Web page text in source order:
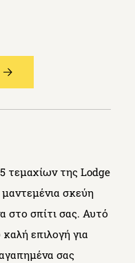
τεμαχίων της Lodge
σκεύη
στο σπίτι σας. Αυτό
επιλογή για
σας